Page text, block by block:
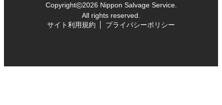
Copyright©2026 Nippon Salvage Service.
All rights reserved.
サイト利用規約
プライバシーポリシー